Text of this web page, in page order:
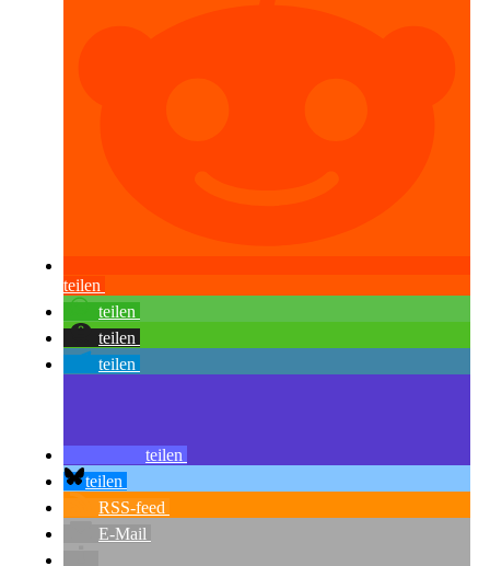
teilen
teilen
teilen
teilen
teilen
teilen
RSS-feed
E-Mail